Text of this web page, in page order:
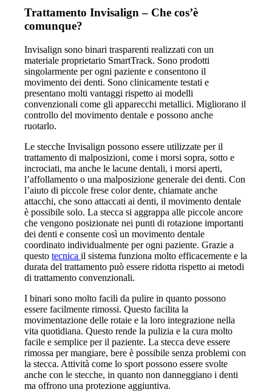
Trattamento Invisalign – Che cos’è
comunque?
Invisalign sono binari trasparenti realizzati con un
materiale proprietario SmartTrack. Sono prodotti
singolarmente per ogni paziente e consentono il
movimento dei denti. Sono clinicamente testati e
presentano molti vantaggi rispetto ai modelli
convenzionali come gli apparecchi metallici. Migliorano il
controllo del movimento dentale e possono anche
ruotarlo.
Le stecche Invisalign possono essere utilizzate per il
trattamento di malposizioni, come i morsi sopra, sotto e
incrociati, ma anche le lacune dentali, i morsi aperti,
l’affollamento o una malposizione generale dei denti. Con
l’aiuto di piccole frese color dente, chiamate anche
attacchi, che sono attaccati ai denti, il movimento dentale
è possibile solo. La stecca si aggrappa alle piccole ancore
che vengono posizionate nei punti di rotazione importanti
dei denti e consente così un movimento dentale
coordinato individualmente per ogni paziente. Grazie a
questotecnicail sistema funziona molto efficacemente e la
durata del trattamento può essere ridotta rispetto ai metodi
di trattamento convenzionali.
I binari sono molto facili da pulire in quanto possono
essere facilmente rimossi. Questo facilita la
movimentazione delle rotaie e la loro integrazione nella
vita quotidiana. Questo rende la pulizia e la cura molto
facile e semplice per il paziente. La stecca deve essere
rimossa per mangiare, bere è possibile senza problemi con
la stecca. Attività come lo sport possono essere svolte
anche con le stecche, in quanto non danneggiano i denti
ma offrono una protezione aggiuntiva.